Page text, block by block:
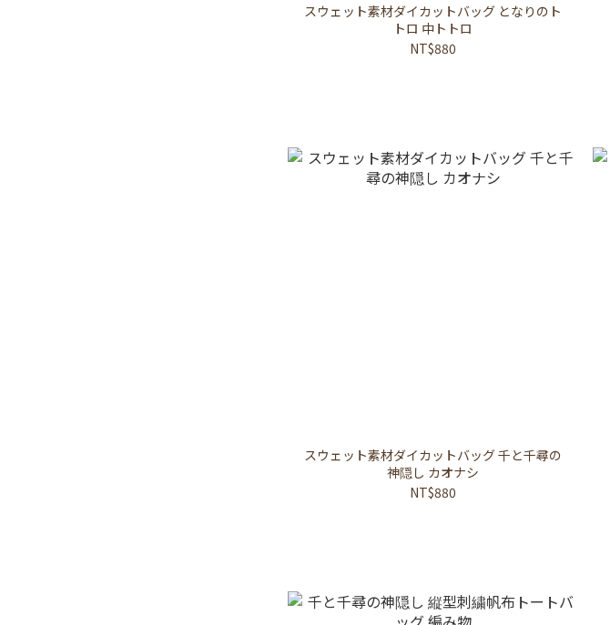
スウェット素材ダイカットバッグ となりのト
トロ 中トトロ
NT$880
スウェット素材ダイカットバッグ 千と千尋の
神隠し カオナシ
NT$880